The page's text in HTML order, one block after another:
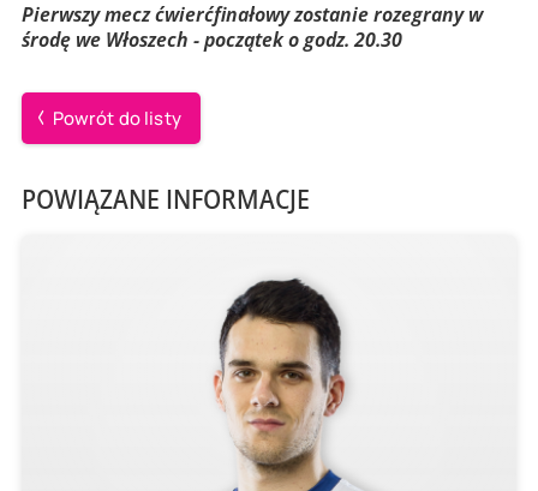
Pierwszy mecz ćwierćfinałowy zostanie rozegrany w
środę we Włoszech - początek o godz. 20.30
Powrót do listy
POWIĄZANE INFORMACJE